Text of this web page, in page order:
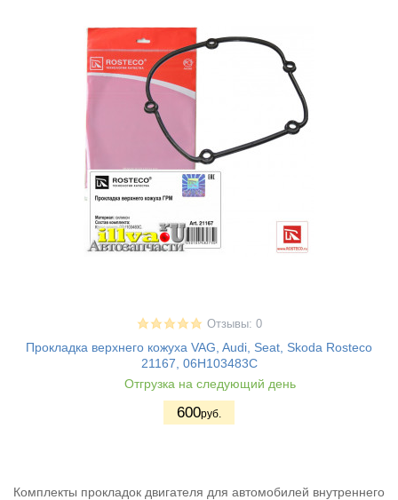
Отзывы: 0
Прокладка верхнего кожуха VAG, Audi, Seat, Skoda Rosteco
21167, 06H103483C
Отгрузка на следующий день
600руб.
Комплекты прокладок двигателя для автомобилей внутреннего